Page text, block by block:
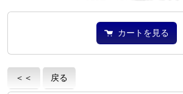
カートを見る
＜＜ 戻る